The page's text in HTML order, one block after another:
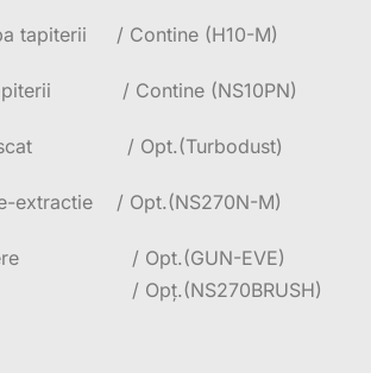
tapiterii / Contine (H10-M)
/ Contine (NS10PN)
uscat / Opt.(Turbodust)
extractie / Opt.(NS270N-M)
/ Opt.(GUN-EVE)
/ Opț.(NS270BRUSH)